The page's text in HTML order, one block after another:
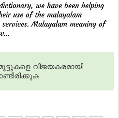
we have been helping
use of the malayalam
Malayalam meaning of
വിജയകരമായി